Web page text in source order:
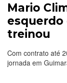
Mario
esquerdo
treinou
Com contrato até
jornada em